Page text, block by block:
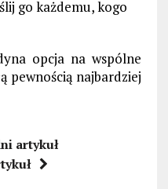
go każdemu, kogo
opcja na wspólne
pewnością najbardziej
artykuł